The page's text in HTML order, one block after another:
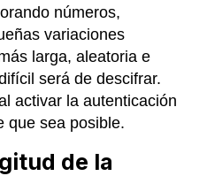
números,
variaciones
larga, aleatoria e
será de descifrar.
activar la autenticación
que sea posible.
de la